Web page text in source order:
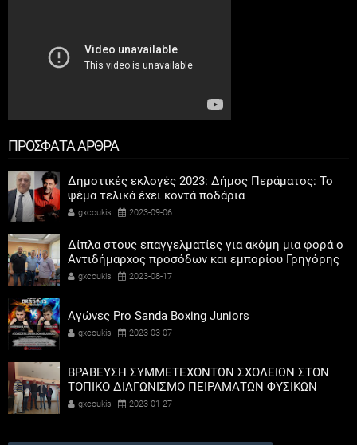
ΠΡΟΣΦΑΤΑ ΑΡΘΡΑ
Δημοτικές εκλογές 2023: Δήμος Περάματος: Το
ψέμα τελικά έχει κοντά ποδάρια
gxcoukis 2023-09-06
Δίπλα στους επαγγελματίες για ακόμη μια φορά ο
Αντιδήμαρχος προσόδων και εμπορίου Γρηγόρης
Καψοκόλης
gxcoukis 2023-08-17
Αγώνες Pro Sanda Boxing Juniors
gxcoukis 2023-03-07
ΒΡΑΒΕΥΣΗ ΣΥΜΜΕΤΕΧΟΝΤΩΝ ΣΧΟΛΕΙΩΝ ΣΤΟΝ
ΤΟΠΙΚΟ ΔΙΑΓΩΝΙΣΜΟ ΠΕΙΡΑΜΑΤΩΝ ΦΥΣΙΚΩΝ
ΕΠΙΣΤΗΜΩΝ
gxcoukis 2023-01-27